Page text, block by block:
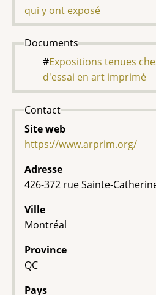
qui y ont exposé
Documents
Expositions tenues
d'essai en art imprimé
Contact
Site web
https://www.arprim.org/
Adresse
426-372 rue Sainte-
Ville
Montréal
Province
QC
Pays